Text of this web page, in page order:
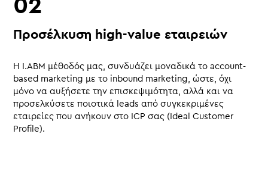
Προσέλκυση high-value εταιρειών
Η Ι.ΑΒΜ μέθοδός μας, συνδυάζει μοναδικά το account-
based marketing με το inbound marketing, ώστε, όχι
μόνο να αυξήσετε την επισκεψιμότητα, αλλά και να
προσελκύσετε ποιοτικά leads από συγκεκριμένες
εταιρείες που ανήκουν στο ICP σας (Ideal Customer
Profile).